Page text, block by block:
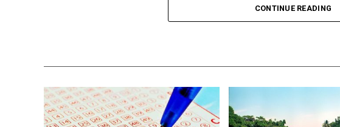
diversas experiencias para los asistentes. También
adquirir sus boletos con anticipación y formar parte de
Nota: Al concluir sus actividades, Benny Ibarra fue
ciudad de Chihuahua, degustando diversos platillos en
CONTINUE READING